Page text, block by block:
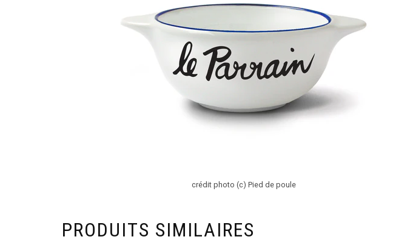
crédit photo (c) Pied de poule
PRODUITS SIMILAIRES